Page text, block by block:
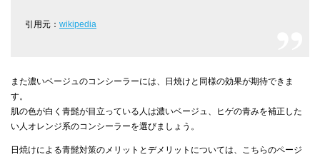
引用元： wikipedia
また濃いベージュのコンシーラーには、日焼けと同様の効果が期待できま
す。
肌の色が白く青髭が目立っている人は濃いベージュ、ヒゲの青みを補正した
い人オレンジ系のコンシーラーを選びましょう。
日焼けによる青髭対策のメリットとデメリットについては、こちらのページ